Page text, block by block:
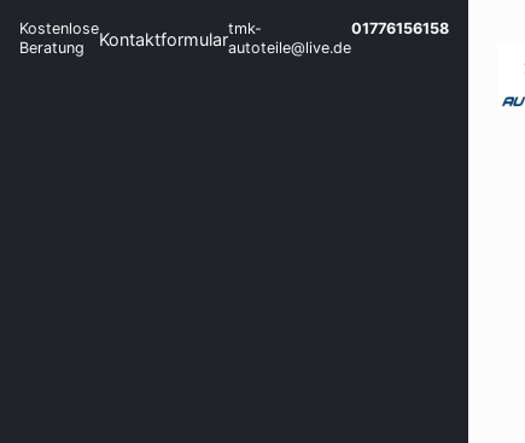
Kostenlose
Beratung
Kontaktformulartmk-
autoteile@live.de
01776156158